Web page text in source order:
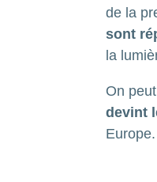
de la
sont
la
On
devint
Europe.